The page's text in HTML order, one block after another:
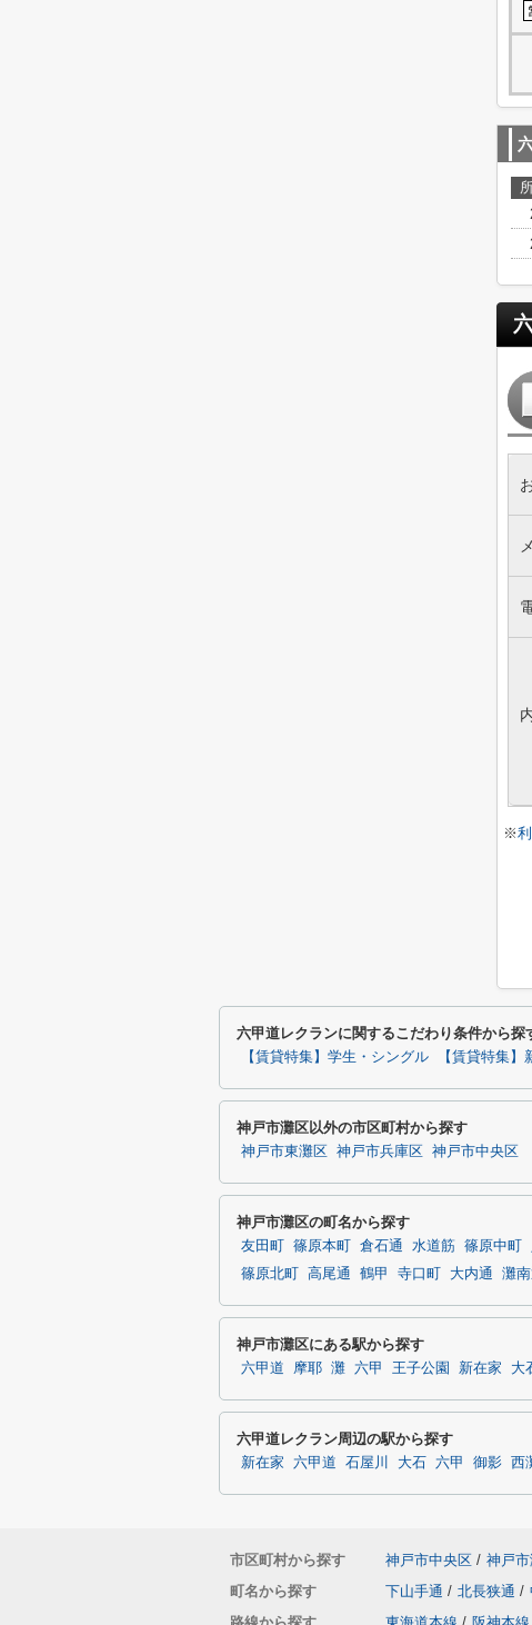
※
六甲道レクランに関するこだわり条件から探
【賃貸特集】学生・シングル 【賃貸特集
神戸市灘区以外の市区町村から探す
神戸市東灘区 神戸市兵庫区 神戸市中央区
神戸市灘区の町名から探す
友田町 篠原本町 倉石通 水道筋 篠原中町
篠原北町
高尾通 鶴甲 寺口町 大内通 灘
神戸市灘区にある駅から探す
六甲道 摩耶 灘 六甲 王子公園 新在家 大
六甲道レクラン周辺の駅から探す
新在家 六甲道 石屋川 大石 六甲 御影 西
市区町村から探す 神戸市中央区 / 神戸
町名から探す
下山手通 / 北長狭通 /